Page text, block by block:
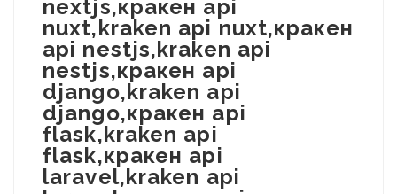
nextjs,кракен api
nuxt,kraken api nuxt,кракен
api nestjs,kraken api
nestjs,кракен api
django,kraken api
django,кракен api
flask,kraken api
flask,кракен api
laravel,kraken api